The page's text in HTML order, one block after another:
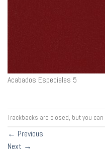
Acabados Especiales 5
Trackbacks are closed, but you can
← Previous
Next →